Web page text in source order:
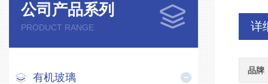
公司产品系列
PRODUCT RANGE
有机玻璃
详
品牌